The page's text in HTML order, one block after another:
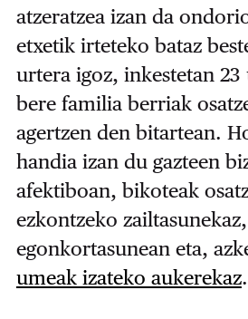
atzeratzea izan da
etxetik irteteko bataz
urtera igoz, inkestetan
bere familia berriak
agertzen den bitartean.
handia izan du gazteen
afektiboan, bikoteak
ezkontzeko
egonkortasunean eta,
umeak izateko aukerekaz.